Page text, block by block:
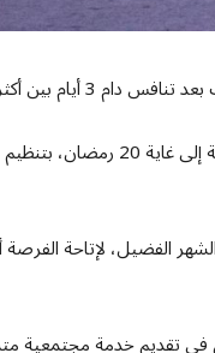
وتنافس المشاركون بحماس وإثارة طوال أيام البطولة، التي تأتي ضمن فعاليات
الفضيل، لإتاحة
في تقديم خدمة مجتمعية